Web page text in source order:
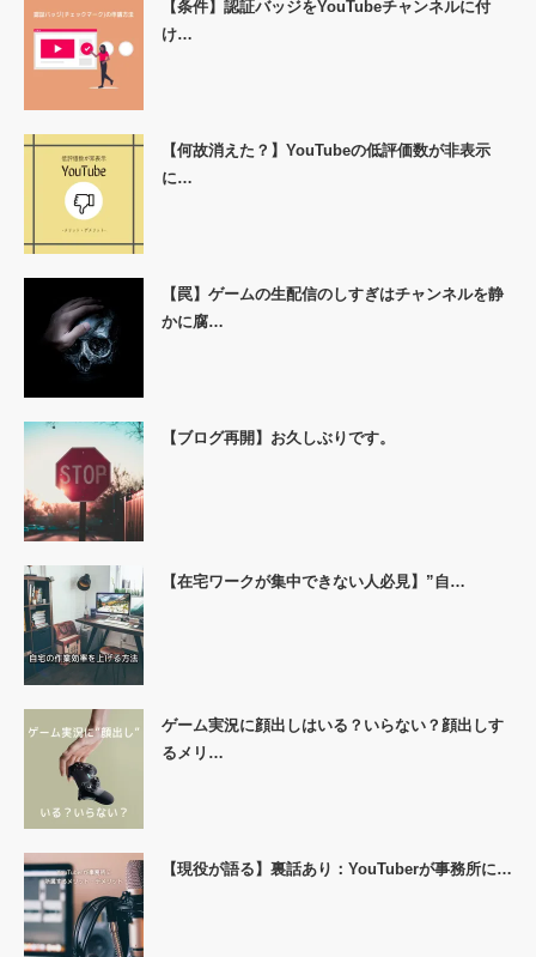
【条件】認証バッジをYouTubeチャンネルに付
け…
【何故消えた？】YouTubeの低評価数が非表示
に…
【罠】ゲームの生配信のしすぎはチャンネルを静
かに腐…
【ブログ再開】お久しぶりです。
【在宅ワークが集中できない人必見】”自…
ゲーム実況に顔出しはいる？いらない？顔出しす
るメリ…
【現役が語る】裏話あり：YouTuberが事務所に…